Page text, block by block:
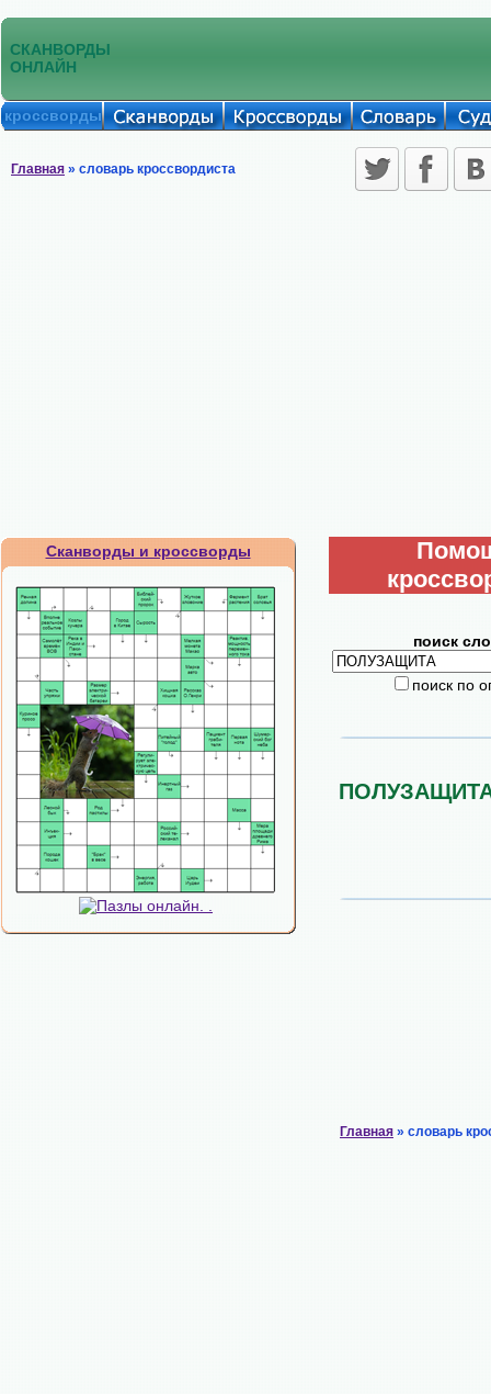
СКАНВОРДЫ
ОНЛАЙН
кроссворды
Главная » словарь кроссвордиста
Сканворды и кроссворды
поиск
поиск по
Главная » словарь